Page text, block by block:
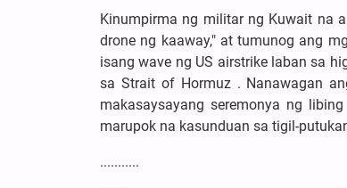
Kinumpirma ng militar ng Kuwait na
drone ng kaaway," at tumunog ang
isang wave ng US airstrike laban sa
sa Strait of Hormuz . Nanawagan
makasaysayang seremonya ng
marupok na kasunduan sa tigil-
...........